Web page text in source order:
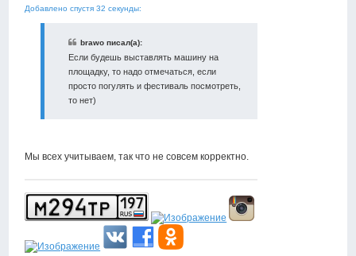
Добавлено спустя 32 секунды:
brawo писал(а):
Если будешь выставлять машину на
площадку, то надо отмечаться, если
просто погулять и фестиваль посмотреть,
то нет)
Мы всех учитываем, так что не совсем корректно.